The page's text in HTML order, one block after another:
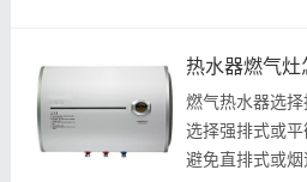
取下炉架、火盖
热水器燃气灶
燃气热水器选
选择强排式或平
避免直排式或